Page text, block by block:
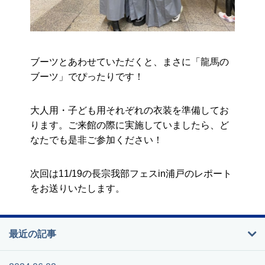
ブーツとあわせていただくと、まさに「龍馬の
ブーツ」でぴったりです！
大人用・子ども用それぞれの衣装を準備してお
ります。ご来館の際に実施していましたら、ど
なたでも是非ご参加ください！
次回は11/19の長宗我部フェスin浦戸のレポート
をお送りいたします。
最近の記事